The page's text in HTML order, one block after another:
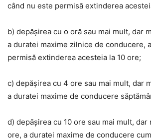
când nu este permisă extinderea
b) depășirea cu o oră sau mai mult, dar
a duratei maxime zilnice de conducere,
permisă extinderea acesteia la 10 ore;
c) depășirea cu 4 ore sau mai mult, dar
a duratei maxime de conducere
d) depășirea cu 10 ore sau mai mult, dar
ore, a duratei maxime de conducere